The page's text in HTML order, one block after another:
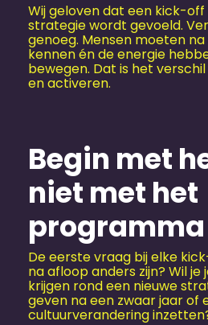
Wij geloven dat een kick-off
strategie wordt gevoeld.
genoeg. Mensen moeten
kennen én de energie
bewegen. Dat is het
en activeren.
Begin met
niet met het
programma
De eerste vraag bij elke
na afloop anders zijn? Wil
krijgen rond een nieuwe
geven na een zwaar jaar of
cultuurverandering